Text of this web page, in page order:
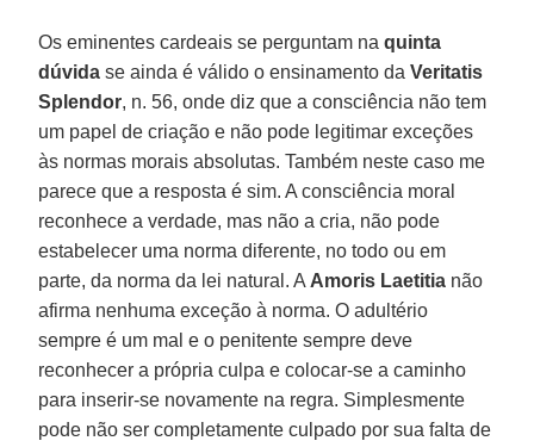
Os eminentes cardeais se perguntam naquinta
dúvida se ainda é válido o ensinamento daVeritatis
Splendor, n. 56, onde diz que a consciência não tem
um papel de criação e não pode legitimar exceções
às normas morais absolutas. Também neste caso me
parece que a resposta é sim. A consciência moral
reconhece a verdade, mas não a cria, não pode
estabelecer uma norma diferente, no todo ou em
parte, da norma da lei natural. A Amoris Laetitia não
afirma nenhuma exceção à norma. O adultério
sempre é um mal e o penitente sempre deve
reconhecer a própria culpa e colocar-se a caminho
para inserir-se novamente na regra. Simplesmente
pode não ser completamente culpado por sua falta de